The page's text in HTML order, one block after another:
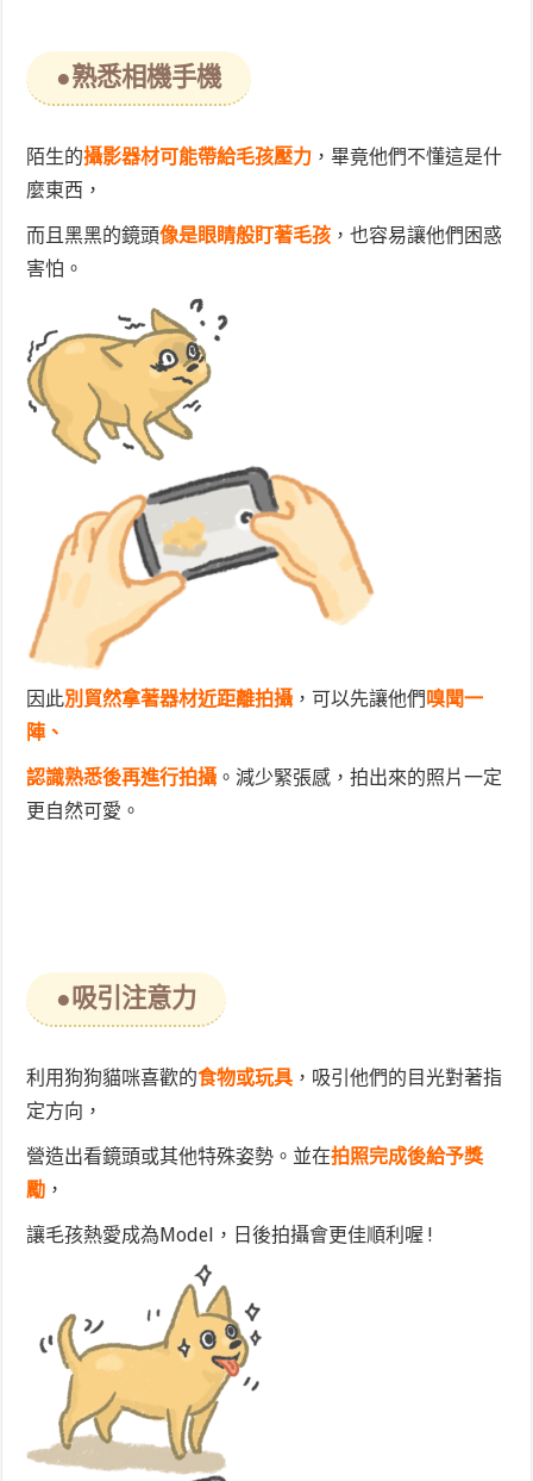
●熟悉相機手機
陌生的攝影器材可能帶給毛孩壓力 ，畢竟他們不懂這是什
麼東西，
而且黑黑的鏡頭像是眼睛般盯著毛孩 ，也容易讓他們困惑
害怕。
因此別貿然拿著器材近距離拍攝 ，可以先讓他們嗅聞一
陣、
認識熟悉後再進行拍攝 。減少緊張感，拍出來的照片一定
更自然可愛。
●吸引注意力
利用狗狗貓咪喜歡的食物或玩具 ，吸引他們的目光對著指
定方向，
營造出看鏡頭或其他特殊姿勢。並在拍照完成後給予獎
勵 ，
讓毛孩熱愛成為Model，日後拍攝會更佳順利喔 !